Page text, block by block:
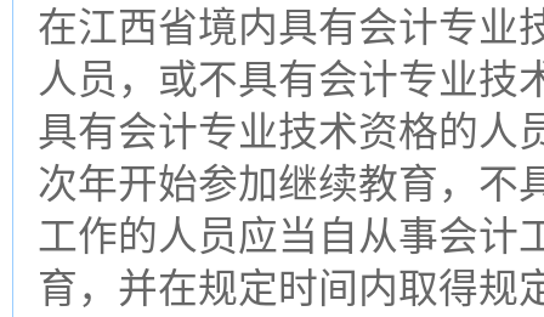
在江西省境内具有会计专业
人员，或不具有会计专业技
具有会计专业技术资格的人
次年开始参加继续教育，不
工作的人员应当自从事会计
育，并在规定时间内取得规